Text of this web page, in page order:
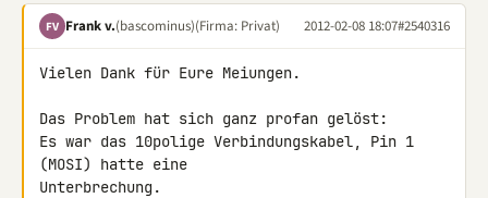
FV Frank v.(bascominus)(Firma: Privat) 2012-02-08 18:07#2540316
Vielen Dank für Eure Meiungen.
Das Problem hat sich ganz profan gelöst:
Es war das 10polige Verbindungskabel, Pin 1
(MOSI) hatte eine
Unterbrechung.